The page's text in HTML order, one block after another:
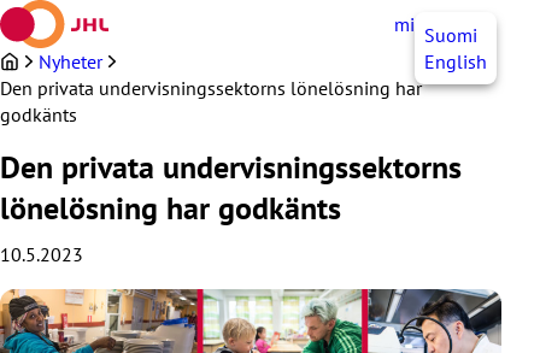
Hoppa
till
innehållet
mittJHL SV
Suomi
English
Nyheter
Den privata undervisningssektorns lönelösning har
godkänts
Den privata undervisningssektorns
lönelösning har godkänts
10.5.2023